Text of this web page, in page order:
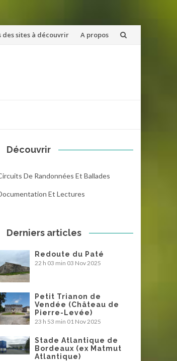
des sites à découvrir A propos
Découvrir
De Randonnées Et Ballades
Et Lectures
Derniers articles
Redoute du Paté
22 h 03 min 03 Nov 2025
Petit Trianon de
Vendée (Château de
Pierre-Levée)
23 h 53 min 01 Nov 2025
Stade Atlantique de
Bordeaux (ex Matmut
Atlantique)